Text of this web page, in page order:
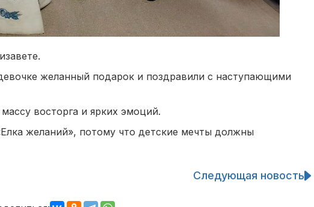
желанный подарок и поздравили с наступающими
восторга и ярких эмоций.
желаний», потому что детские мечты должны
Следующая новость